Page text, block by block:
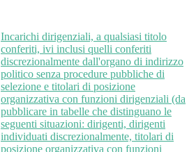
Incarichi dirigenziali, a qualsiasi titolo
conferiti, ivi inclusi quelli conferiti
discrezionalmente dall'organo di indirizzo
politico senza procedure pubbliche di
selezione e titolari di posizione
organizzativa con funzioni dirigenziali (da
pubblicare in tabelle che distinguano le
seguenti situazioni: dirigenti, dirigenti
individuati discrezionalmente, titolari di
posizione organizzativa con funzioni